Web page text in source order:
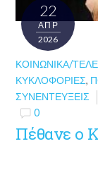
22
ΑΠΡ
2026
ΚΟΙΝΩΝΙΚΆ/
ΚΥΚΛΟΦΟΡΊΕΣ,
ΣΥΝΕΝΤΕΎΞΕΙΣ
0
Πέθανε ο